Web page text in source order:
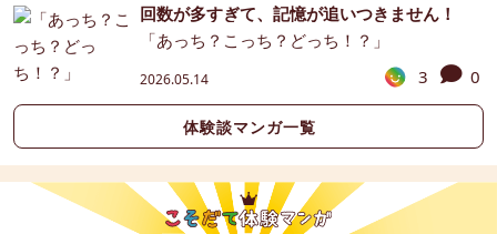
回数が多すぎて、記憶が追いつきません！
「あっち？こっち？どっち！？」
2026.05.14 3 0
体験談マンガ一覧